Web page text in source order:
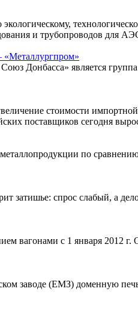
и трубопроводов для
«Металлургпром»
Донбасса» является
стоимости
поставщиков сегодня
по
спрос слабый, а
вагонами с 1 января 2012
заводе (ЕМЗ) доменную